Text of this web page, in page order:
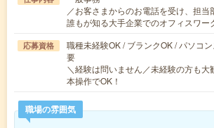
／お客さまからのお電話を受け、担当
誰もが知る大手企業でのオフィスワ
応募資格
職種未経験OK / ブランクOK / パソコ
要
＼経験は問いません／未経験の方も大
本操作でOK！
職場の雰囲気